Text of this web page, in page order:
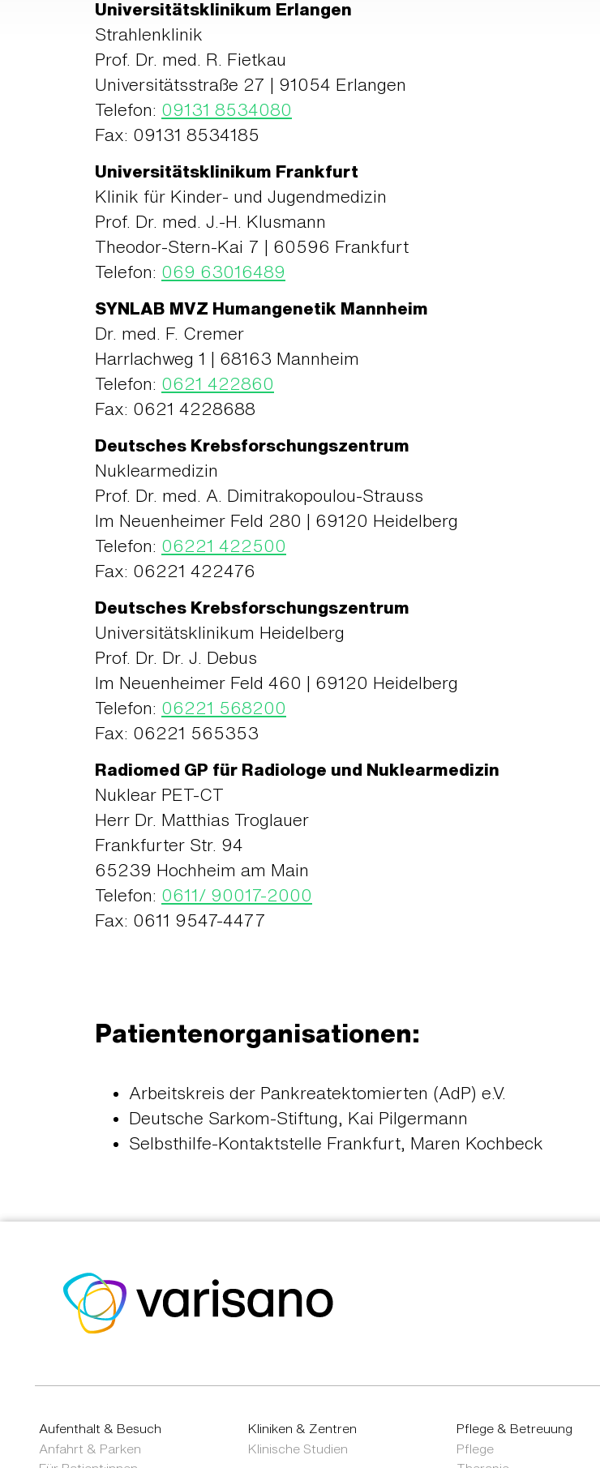
Universitätsklinikum Erlangen
Strahlenklinik
Prof. Dr. med. R. Fietkau
Universitätsstraße 27 | 91054 Erlangen
Telefon: 09131 8534080
Fax: 09131 8534185
Universitätsklinikum Frankfurt
Klinik für Kinder- und Jugendmedizin
Prof. Dr. med. J.-H. Klusmann
Theodor-Stern-Kai 7 | 60596 Frankfurt
Telefon: 069 63016489
SYNLAB MVZ Humangenetik Mannheim
Dr. med. F. Cremer
Harrlachweg 1 | 68163 Mannheim
Telefon: 0621 422860
Fax: 0621 4228688
Deutsches Krebsforschungszentrum
Nuklearmedizin
Prof. Dr. med. A. Dimitrakopoulou-Strauss
Im Neuenheimer Feld 280 | 69120 Heidelberg
Telefon: 06221 422500
Fax: 06221 422476
Deutsches Krebsforschungszentrum
Universitätsklinikum Heidelberg
Prof. Dr. Dr. J. Debus
Im Neuenheimer Feld 460 | 69120 Heidelberg
Telefon: 06221 568200
Fax: 06221 565353
Radiomed GP für Radiologe und Nuklearmedizin
Nuklear PET-CT
Herr Dr. Matthias Troglauer
Frankfurter Str. 94
65239 Hochheim am Main
Telefon: 0611/ 90017-2000
Fax: 0611 9547-4477
Patientenorganisationen:
Arbeitskreis der Pankreatektomierten (AdP) e.V.
Deutsche Sarkom-Stiftung, Kai Pilgermann
Selbsthilfe-Kontaktstelle Frankfurt, Maren Kochbeck
Aufenthalt & Besuch
Anfahrt & Parken
Kliniken & Zentren
Klinische Studien
Pflege & Betreuung
Pflege